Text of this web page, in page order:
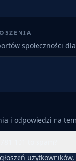
społeczności
i odpowiedzi na